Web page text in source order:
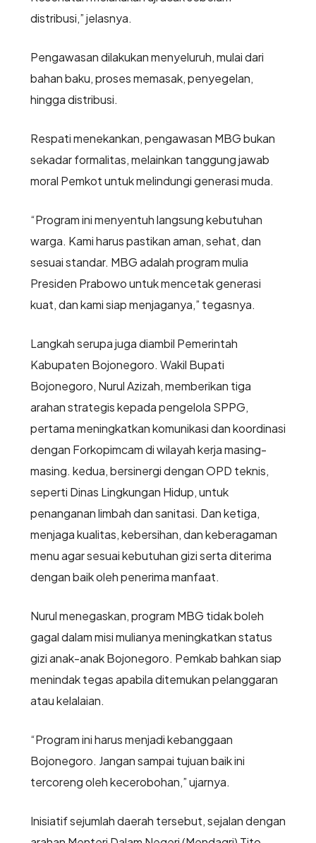
distribusi,” jelasnya.
Pengawasan dilakukan menyeluruh, mulai dari
bahan baku, proses memasak, penyegelan,
hingga distribusi.
Respati menekankan, pengawasan MBG bukan
sekadar formalitas, melainkan tanggung jawab
moral Pemkot untuk melindungi generasi muda.
“Program ini menyentuh langsung kebutuhan
warga. Kami harus pastikan aman, sehat, dan
sesuai standar. MBG adalah program mulia
Presiden Prabowo untuk mencetak generasi
kuat, dan kami siap menjaganya,” tegasnya.
Langkah serupa juga diambil Pemerintah
Kabupaten Bojonegoro. Wakil Bupati
Bojonegoro, Nurul Azizah, memberikan tiga
arahan strategis kepada pengelola SPPG,
pertama meningkatkan komunikasi dan koordinasi
dengan Forkopimcam di wilayah kerja masing-
masing. kedua, bersinergi dengan OPD teknis,
seperti Dinas Lingkungan Hidup, untuk
penanganan limbah dan sanitasi. Dan ketiga,
menjaga kualitas, kebersihan, dan keberagaman
menu agar sesuai kebutuhan gizi serta diterima
dengan baik oleh penerima manfaat.
Nurul menegaskan, program MBG tidak boleh
gagal dalam misi mulianya meningkatkan status
gizi anak-anak Bojonegoro. Pemkab bahkan siap
menindak tegas apabila ditemukan pelanggaran
atau kelalaian.
“Program ini harus menjadi kebanggaan
Bojonegoro. Jangan sampai tujuan baik ini
tercoreng oleh kecerobohan,” ujarnya.
Inisiatif sejumlah daerah tersebut, sejalan dengan